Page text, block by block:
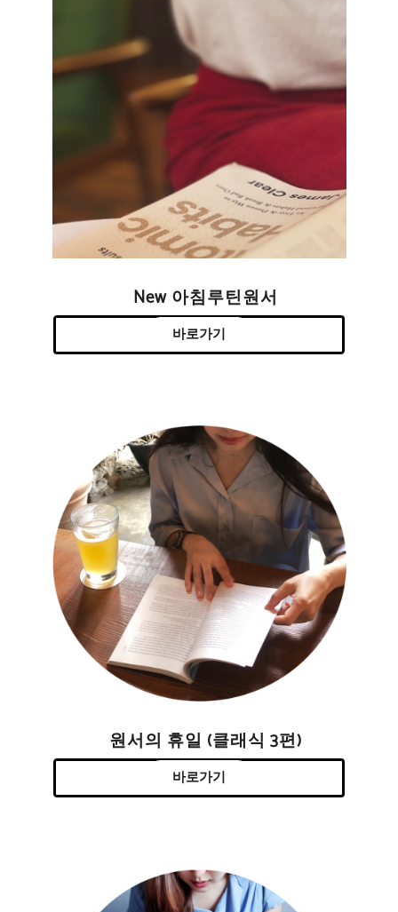
New 아침루틴원서
바로가기
원서의 휴일 (클래식 3편)
바로가기